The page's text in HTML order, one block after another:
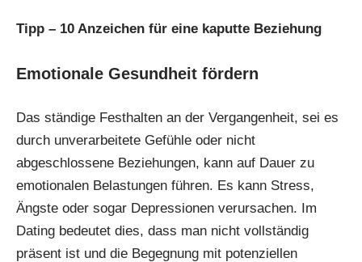
Tipp – 10 Anzeichen für eine kaputte Beziehung
Emotionale Gesundheit fördern
Das ständige Festhalten an der Vergangenheit, sei es
durch unverarbeitete Gefühle oder nicht
abgeschlossene Beziehungen, kann auf Dauer zu
emotionalen Belastungen führen. Es kann Stress,
Ängste oder sogar Depressionen verursachen. Im
Dating bedeutet dies, dass man nicht vollständig
präsent ist und die Begegnung mit potenziellen